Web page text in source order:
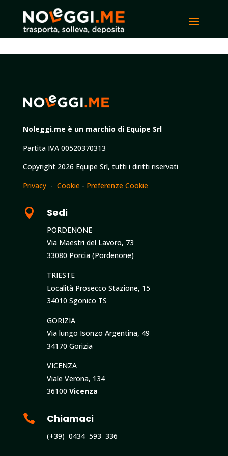
Noleggi.me è un marchio di Equipe Srl
Partita IVA 00520370313
Copyright 2026 Equipe Srl, tutti i diritti riservati
Privacy- Cookie- Preferenze Cookie
 Sedi
PORDENONE
Via Maestri del Lavoro, 73
33080 Porcia (Pordenone)
TRIESTE
Località Prosecco Stazione, 15
34010 Sgonico TS
GORIZIA
Via lungo Isonzo Argentina, 49
34170 Gorizia
VICENZA
Viale Verona, 134
36100 Vicenza
 Chiamaci
(+39) 0434 593 336